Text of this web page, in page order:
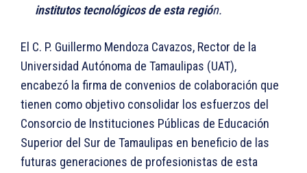
institutos tecnológicos de esta región.
El C. P. Guillermo Mendoza Cavazos, Rector de la
Universidad Autónoma de Tamaulipas (UAT),
encabezó la firma de convenios de colaboración que
tienen como objetivo consolidar los esfuerzos del
Consorcio de Instituciones Públicas de Educación
Superior del Sur de Tamaulipas en beneficio de las
futuras generaciones de profesionistas de esta